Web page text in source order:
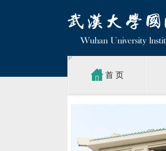
首 页